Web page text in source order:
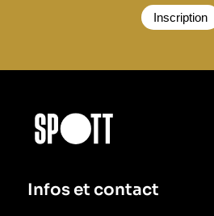
Infos et contact